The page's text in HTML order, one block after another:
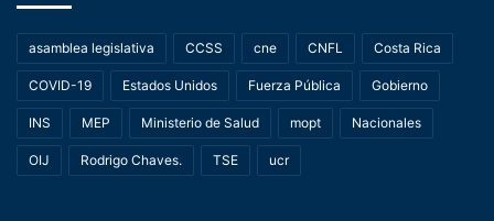
asamblea legislativa CCSS cne CNFL Costa Rica
COVID-19 Estados Unidos Fuerza Pública Gobierno
INS MEP Ministerio de Salud mopt Nacionales
OIJ Rodrigo Chaves. TSE ucr